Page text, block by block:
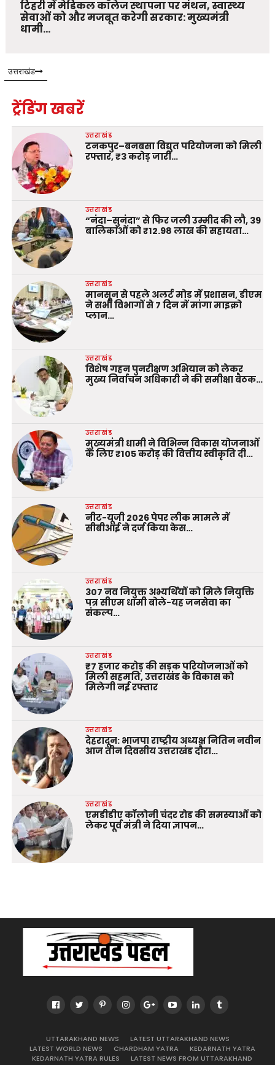
टिहरी में मेडिकल कॉलेज स्थापना पर मंथन, स्वास्थ्य
सेवाओं को और मजबूत करेगी सरकार: मुख्यमंत्री
धामी…
उत्तराखंड
ट्रेंडिंग खबरें
उत्तराखंड
टनकपुर–बनबसा विद्युत परियोजना को मिली
रफ्तार, ₹3 करोड़ जारी…
उत्तराखंड
“नंदा–सुनंदा” से फिर जली उम्मीद की लौ, 39
बालिकाओं को ₹12.98 लाख की सहायता…
उत्तराखंड
मानसून से पहले अलर्ट मोड में प्रशासन, डीएम
ने सभी विभागों से 7 दिन में मांगा माइक्रो
प्लान…
उत्तराखंड
विशेष गहन पुनरीक्षण अभियान को लेकर
मुख्य निर्वाचन अधिकारी ने की समीक्षा बैठक…
उत्तराखंड
मुख्यमंत्री धामी ने विभिन्न विकास योजनाओं
के लिए ₹105 करोड़ की वित्तीय स्वीकृति दी…
उत्तराखंड
नीट-यूजी 2026 पेपर लीक मामले में
सीबीआई ने दर्ज किया केस…
उत्तराखंड
307 नव नियुक्त अभ्यर्थियों को मिले नियुक्ति
पत्र सीएम धामी बोले-यह जनसेवा का
संकल्प…
उत्तराखंड
₹7 हजार करोड़ की सड़क परियोजनाओं को
मिली सहमति, उत्तराखंड के विकास को
मिलेगी नई रफ्तार
उत्तराखंड
देहरादून: भाजपा राष्ट्रीय अध्यक्ष नितिन नवीन
आज तीन दिवसीय उत्तराखंड दौरा…
उत्तराखंड
एमडीडीए कॉलोनी चंदर रोड की समस्याओं को
लेकर पूर्व मंत्री ने दिया ज्ञापन…
UTTARAKHAND NEWS
LATEST UTTARAKHAND NEWS
LATEST WORLD NEWS
CHARDHAM YATRA
KEDARNATH YATRA
KEDARNATH YATRA RULES
LATEST NEWS FROM UTTARAKHAND